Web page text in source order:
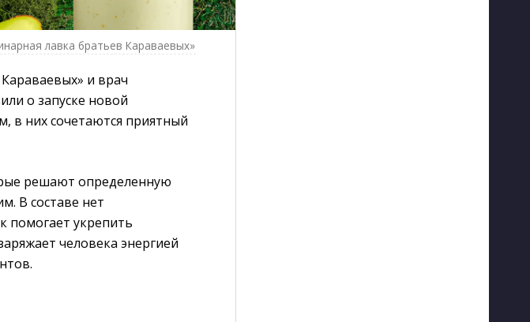
лавка братьев Караваевых»
и врач
о запуске новой
в них сочетаются приятный
решают определенную
В составе нет
помогает укрепить
человека энергией